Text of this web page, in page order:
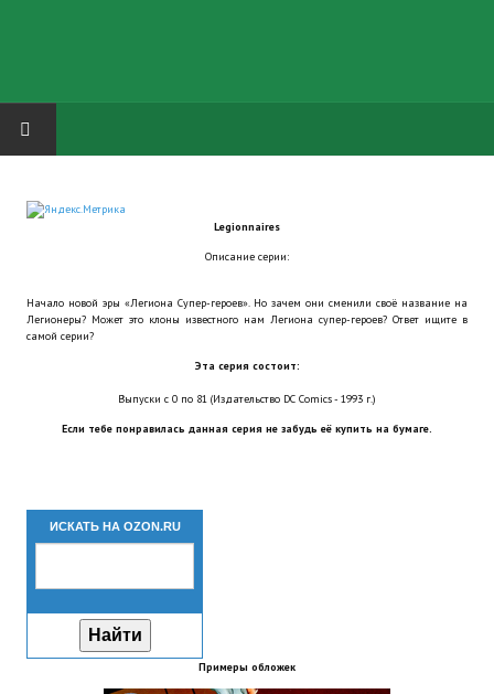
Русская биржа
Теневой кардинал для Обливиона
Aliens vs Predator 2 (Русские субтитры)
Новый ГГ
Работы Alexandra10
Legionnaires
Описание серии:
Начало новой эры «Легиона Супер-героев». Но зачем они сменили своё название на
Легионеры? Может это клоны известного нам Легиона супер-героев? Ответ ищите в
самой серии?
Эта серия состоит:
Выпуски с 0 по 81 (Издательство DC Comics - 1993 г.)
Если тебе понравилась данная серия не забудь её купить на бумаге.
ИСКАТЬ НА OZON.RU
Примеры обложек